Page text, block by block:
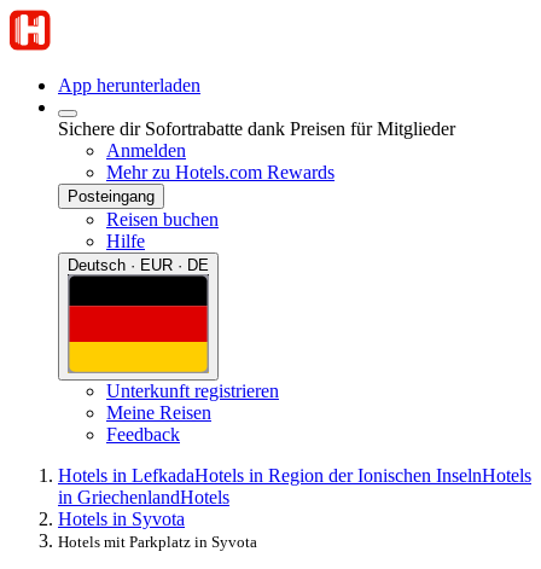
App herunterladen
Sichere dir Sofortrabatte dank Preisen für Mitglieder
Anmelden
Mehr zu Hotels.com Rewards
Posteingang
Reisen buchen
Hilfe
Deutsch · EUR · DE
Unterkunft registrieren
Meine Reisen
Feedback
Hotels in LefkadaHotels in Region der Ionischen InselnHotels
in GriechenlandHotels
Hotels in Syvota
Hotels mit Parkplatz in Syvota